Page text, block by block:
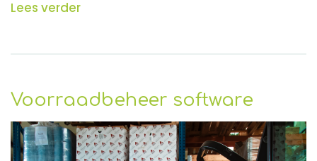
Lees verder
Voorraadbeheer software